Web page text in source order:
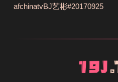
afchinatvBJ艺彬#20170925